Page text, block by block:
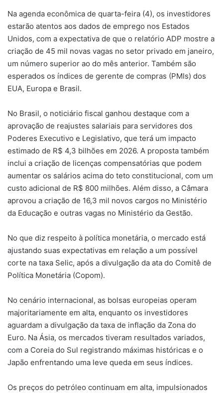
Na agenda econômica de quarta-feira (4), os investidores
estarão atentos aos dados de emprego nos Estados
Unidos, com a expectativa de que o relatório ADP mostre a
criação de 45 mil novas vagas no setor privado em janeiro,
um número superior ao do mês anterior. Também são
esperados os índices de gerente de compras (PMIs) dos
EUA, Europa e Brasil.
No Brasil, o noticiário fiscal ganhou destaque com a
aprovação de reajustes salariais para servidores dos
Poderes Executivo e Legislativo, que terá um impacto
estimado de R$ 4,3 bilhões em 2026. A proposta também
inclui a criação de licenças compensatórias que podem
aumentar os salários acima do teto constitucional, com um
custo adicional de R$ 800 milhões. Além disso, a Câmara
aprovou a criação de 16,3 mil novos cargos no Ministério
da Educação e outras vagas no Ministério da Gestão.
No que diz respeito à política monetária, o mercado está
ajustando suas expectativas em relação a um possível
corte na taxa Selic, após a divulgação da ata do Comitê de
Política Monetária (Copom).
No cenário internacional, as bolsas europeias operam
majoritariamente em alta, enquanto os investidores
aguardam a divulgação da taxa de inflação da Zona do
Euro. Na Ásia, os mercados tiveram resultados variados,
com a Coreia do Sul registrando máximas históricas e o
Japão enfrentando uma leve queda em seus índices.
Os preços do petróleo continuam em alta, impulsionados